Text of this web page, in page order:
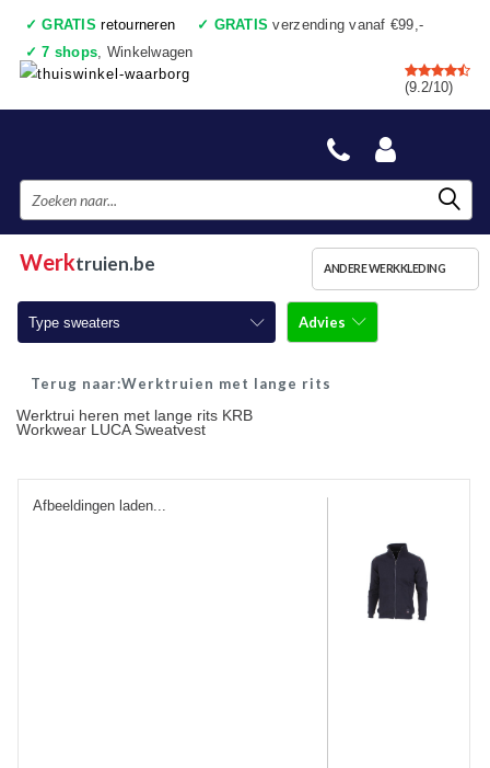
✓ GRATIS retourneren ✓ GRATIS verzending vanaf €99,-
✓ 7 shops, Winkelwagen
✓Voor 17:00 uur besteld, vandaag verzonden
✓Achteraf betalen ✓Ook een échte winkel
(9.2/10)
Werktruien.be ANDERE WERKKLEDING
Type sweaters
Werktruien met ronde hals
Werktruien met ritskraag
Werktruien met lange rits
Advies
Werktruien met lange rits
Werktrui heren met lange rits KRB
Workwear LUCA Sweatvest